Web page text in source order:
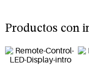
Productos con